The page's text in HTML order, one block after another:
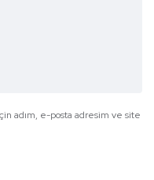
adım, e-posta adresim ve site